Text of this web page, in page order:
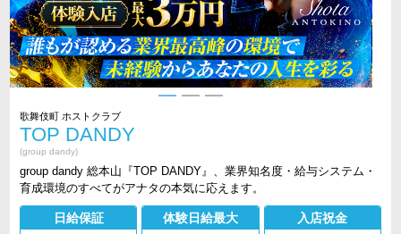
歌舞伎町 ホストクラブ
TOP DANDY
(group dandy)
group dandy 総本山『TOP DANDY』、業界知名度・給与システム・
育成環境のすべてがアナタの本気に応えます。
日給保証 体験日給最大 入店祝金